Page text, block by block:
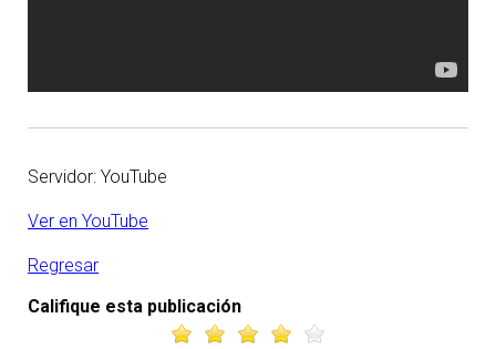
Servidor: YouTube
Ver en YouTube
Regresar
Califique esta publicación